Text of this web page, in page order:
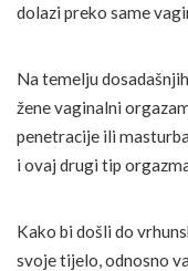
dolazi preko same
Na temelju
žene vaginalni
penetracije ili
i ovaj drugi tip
Kako bi došli do
svoje tijelo, odnosno